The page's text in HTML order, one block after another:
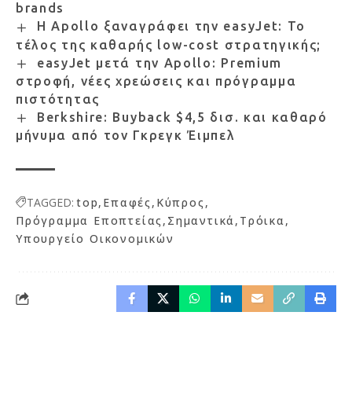
brands
Η Apollo ξαναγράφει την easyJet: Το
τέλος της καθαρής low-cost στρατηγικής;
easyJet μετά την Apollo: Premium
στροφή, νέες χρεώσεις και πρόγραμμα
πιστότητας
Berkshire: Buyback $4,5 δισ. και καθαρό
μήνυμα από τον Γκρεγκ Έιμπελ
TAGGED: top Επαφές Κύπρος
Πρόγραμμα Εποπτείας Σημαντικά Τρόικα
Υπουργείο Οικονομικών